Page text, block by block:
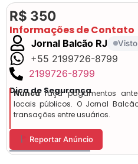
R$ 350
Informações de Contato
Jornal Balcão RJ
+55 2199726-8799
2199726-8799
Dica de Segurança
Nuncafaça pagamentos
locais públicos. O Jornal
transações entre usuários.
Reportar Anúncio